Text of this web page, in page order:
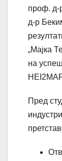
проф. д-
д-р
„Мајка
на
Пред